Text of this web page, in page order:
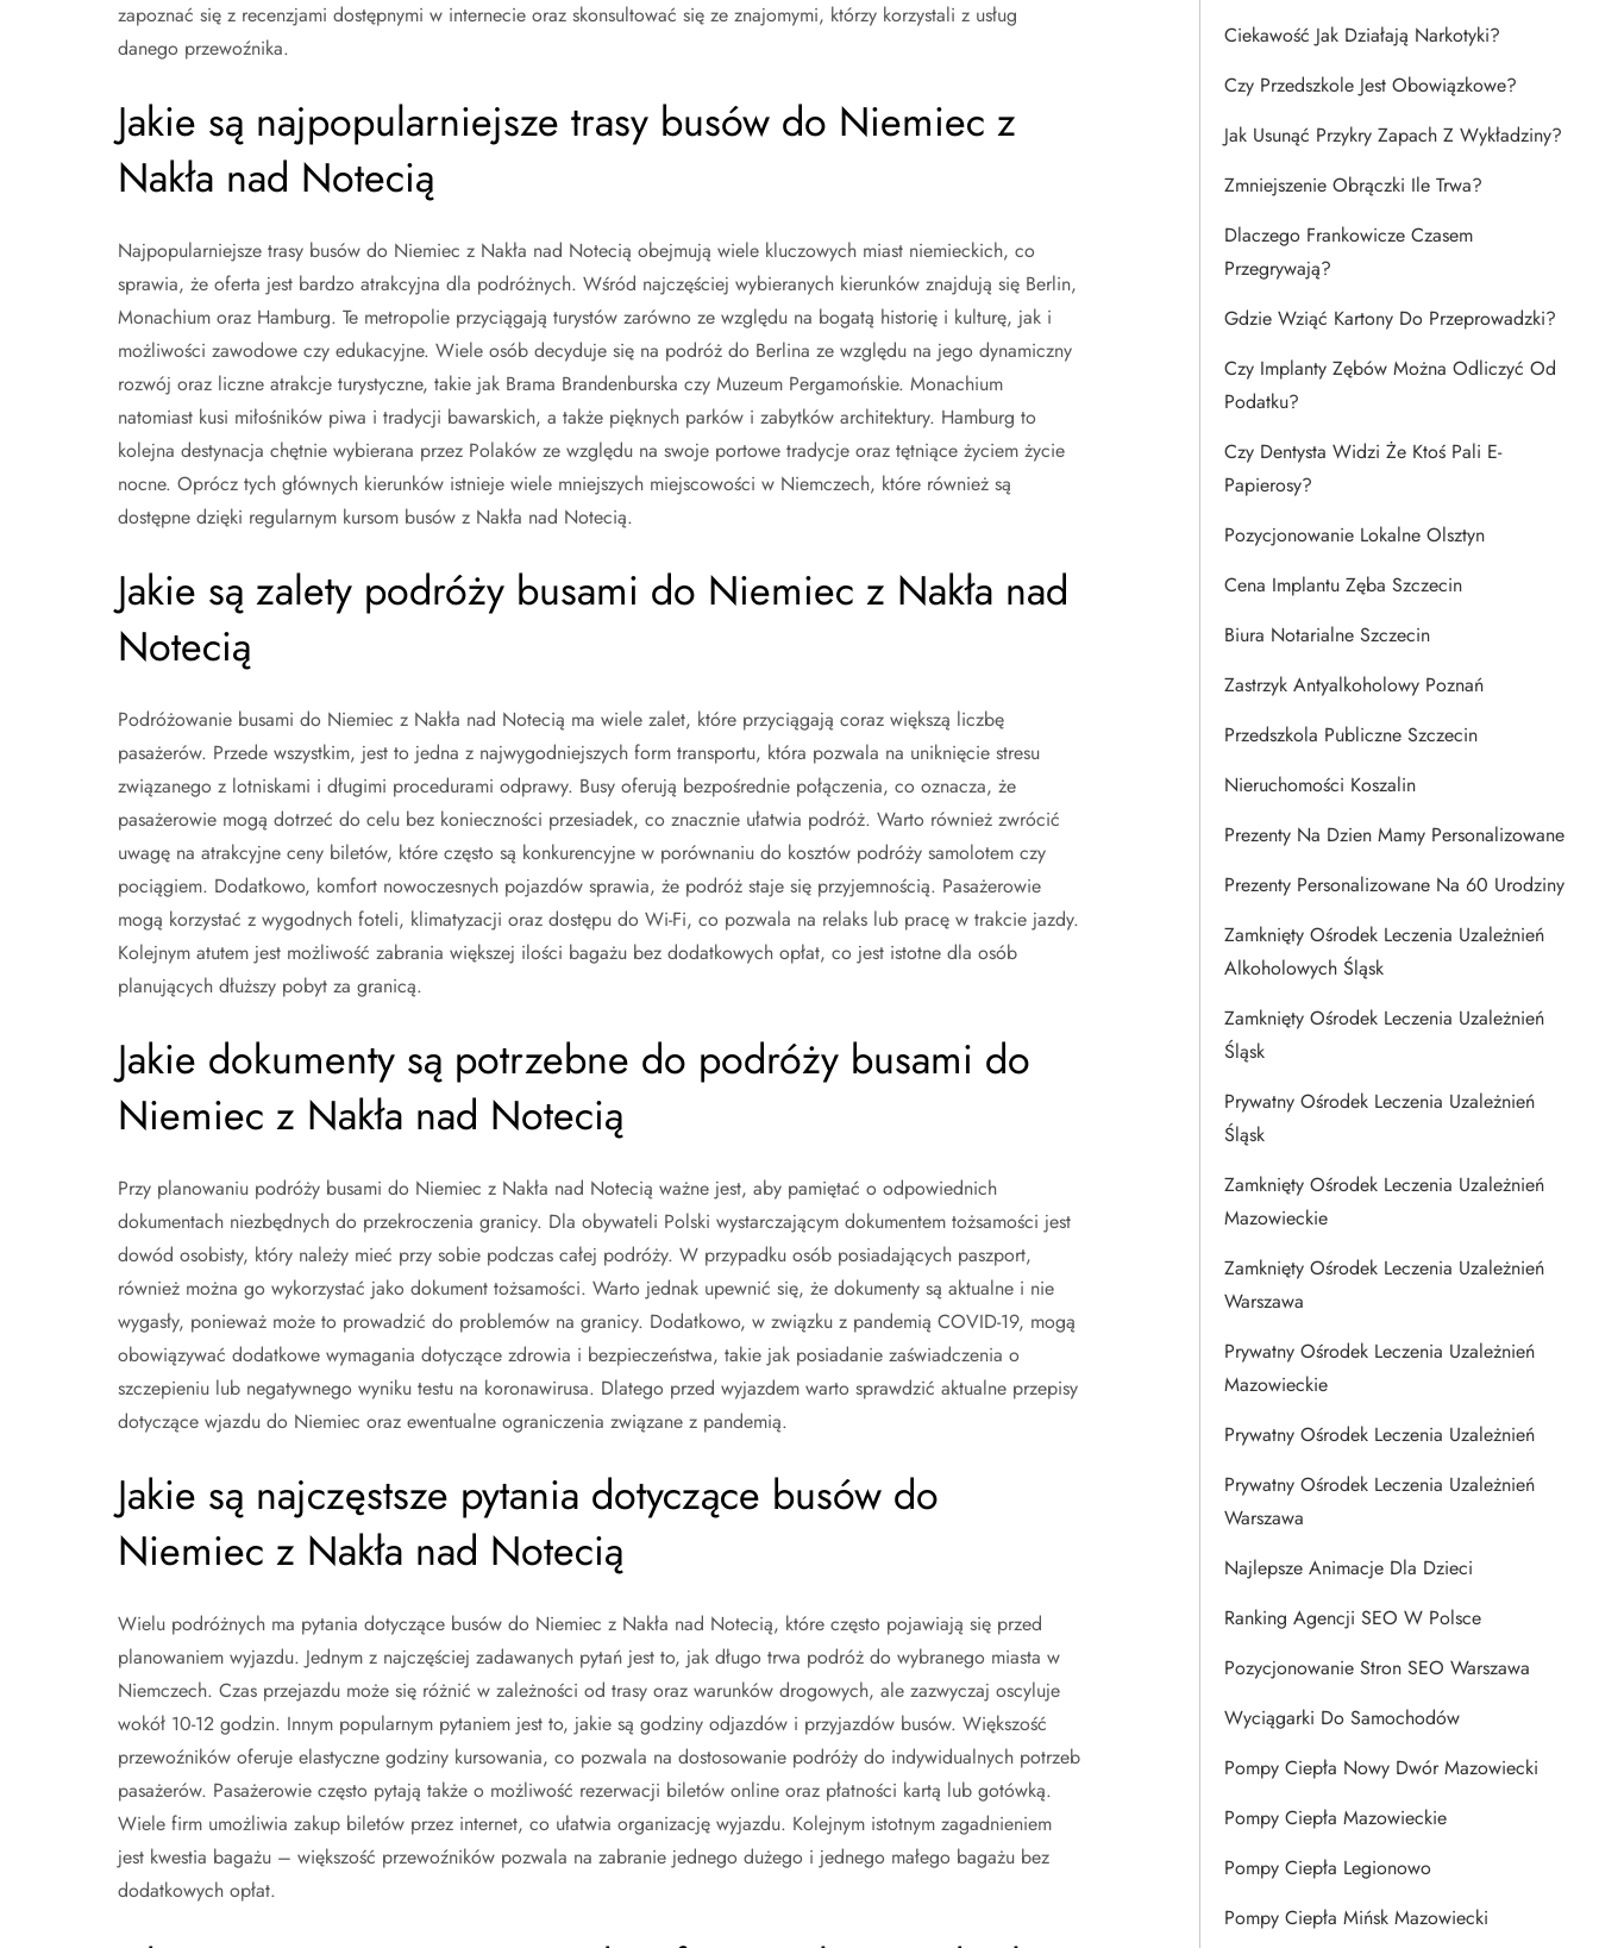
zapoznać się z recenzjami dostępnymi w internecie oraz skonsultować się ze znajomymi, którzy korzystali z usług
danego przewoźnika.
Jakie są najpopularniejsze trasy busów do Niemiec z
Nakła nad Notecią
Najpopularniejsze trasy busów do Niemiec z Nakła nad Notecią obejmują wiele kluczowych miast niemieckich, co
sprawia, że oferta jest bardzo atrakcyjna dla podróżnych. Wśród najczęściej wybieranych kierunków znajdują się Berlin,
Monachium oraz Hamburg. Te metropolie przyciągają turystów zarówno ze względu na bogatą historię i kulturę, jak i
możliwości zawodowe czy edukacyjne. Wiele osób decyduje się na podróż do Berlina ze względu na jego dynamiczny
rozwój oraz liczne atrakcje turystyczne, takie jak Brama Brandenburska czy Muzeum Pergamońskie. Monachium
natomiast kusi miłośników piwa i tradycji bawarskich, a także pięknych parków i zabytków architektury. Hamburg to
kolejna destynacja chętnie wybierana przez Polaków ze względu na swoje portowe tradycje oraz tętniące życiem życie
nocne. Oprócz tych głównych kierunków istnieje wiele mniejszych miejscowości w Niemczech, które również są
dostępne dzięki regularnym kursom busów z Nakła nad Notecią.
Jakie są zalety podróży busami do Niemiec z Nakła nad
Notecią
Podróżowanie busami do Niemiec z Nakła nad Notecią ma wiele zalet, które przyciągają coraz większą liczbę
pasażerów. Przede wszystkim, jest to jedna z najwygodniejszych form transportu, która pozwala na uniknięcie stresu
związanego z lotniskami i długimi procedurami odprawy. Busy oferują bezpośrednie połączenia, co oznacza, że
pasażerowie mogą dotrzeć do celu bez konieczności przesiadek, co znacznie ułatwia podróż. Warto również zwrócić
uwagę na atrakcyjne ceny biletów, które często są konkurencyjne w porównaniu do kosztów podróży samolotem czy
pociągiem. Dodatkowo, komfort nowoczesnych pojazdów sprawia, że podróż staje się przyjemnością. Pasażerowie
mogą korzystać z wygodnych foteli, klimatyzacji oraz dostępu do Wi-Fi, co pozwala na relaks lub pracę w trakcie jazdy.
Kolejnym atutem jest możliwość zabrania większej ilości bagażu bez dodatkowych opłat, co jest istotne dla osób
planujących dłuższy pobyt za granicą.
Jakie dokumenty są potrzebne do podróży busami do
Niemiec z Nakła nad Notecią
Przy planowaniu podróży busami do Niemiec z Nakła nad Notecią ważne jest, aby pamiętać o odpowiednich
dokumentach niezbędnych do przekroczenia granicy. Dla obywateli Polski wystarczającym dokumentem tożsamości jest
dowód osobisty, który należy mieć przy sobie podczas całej podróży. W przypadku osób posiadających paszport,
również można go wykorzystać jako dokument tożsamości. Warto jednak upewnić się, że dokumenty są aktualne i nie
wygasły, ponieważ może to prowadzić do problemów na granicy. Dodatkowo, w związku z pandemią COVID-19, mogą
obowiązywać dodatkowe wymagania dotyczące zdrowia i bezpieczeństwa, takie jak posiadanie zaświadczenia o
szczepieniu lub negatywnego wyniku testu na koronawirusa. Dlatego przed wyjazdem warto sprawdzić aktualne przepisy
dotyczące wjazdu do Niemiec oraz ewentualne ograniczenia związane z pandemią.
Jakie są najczęstsze pytania dotyczące busów do
Niemiec z Nakła nad Notecią
Wielu podróżnych ma pytania dotyczące busów do Niemiec z Nakła nad Notecią, które często pojawiają się przed
planowaniem wyjazdu. Jednym z najczęściej zadawanych pytań jest to, jak długo trwa podróż do wybranego miasta w
Niemczech. Czas przejazdu może się różnić w zależności od trasy oraz warunków drogowych, ale zazwyczaj oscyluje
wokół 10-12 godzin. Innym popularnym pytaniem jest to, jakie są godziny odjazdów i przyjazdów busów. Większość
przewoźników oferuje elastyczne godziny kursowania, co pozwala na dostosowanie podróży do indywidualnych potrzeb
pasażerów. Pasażerowie często pytają także o możliwość rezerwacji biletów online oraz płatności kartą lub gotówką.
Wiele firm umożliwia zakup biletów przez internet, co ułatwia organizację wyjazdu. Kolejnym istotnym zagadnieniem
jest kwestia bagażu – większość przewoźników pozwala na zabranie jednego dużego i jednego małego bagażu bez
dodatkowych opłat.
Ciekawość Jak Działają Narkotyki?
Czy Przedszkole Jest Obowiązkowe?
Jak Usunąć Przykry Zapach Z Wykładziny?
Zmniejszenie Obrączki Ile Trwa?
Dlaczego Frankowicze Czasem
Przegrywają?
Gdzie Wziąć Kartony Do Przeprowadzki?
Czy Implanty Zębów Można Odliczyć Od
Podatku?
Czy Dentysta Widzi Że Ktoś Pali E-
Papierosy?
Pozycjonowanie Lokalne Olsztyn
Cena Implantu Zęba Szczecin
Biura Notarialne Szczecin
Zastrzyk Antyalkoholowy Poznań
Przedszkola Publiczne Szczecin
Nieruchomości Koszalin
Prezenty Na Dzien Mamy Personalizowane
Prezenty Personalizowane Na 60 Urodziny
Zamknięty Ośrodek Leczenia Uzależnień
Alkoholowych Śląsk
Zamknięty Ośrodek Leczenia Uzależnień
Śląsk
Prywatny Ośrodek Leczenia Uzależnień
Śląsk
Zamknięty Ośrodek Leczenia Uzależnień
Mazowieckie
Zamknięty Ośrodek Leczenia Uzależnień
Warszawa
Prywatny Ośrodek Leczenia Uzależnień
Mazowieckie
Prywatny Ośrodek Leczenia Uzależnień
Prywatny Ośrodek Leczenia Uzależnień
Warszawa
Najlepsze Animacje Dla Dzieci
Ranking Agencji SEO W Polsce
Pozycjonowanie Stron SEO Warszawa
Wyciągarki Do Samochodów
Pompy Ciepła Nowy Dwór Mazowiecki
Pompy Ciepła Mazowieckie
Pompy Ciepła Legionowo
Pompy Ciepła Mińsk Mazowiecki